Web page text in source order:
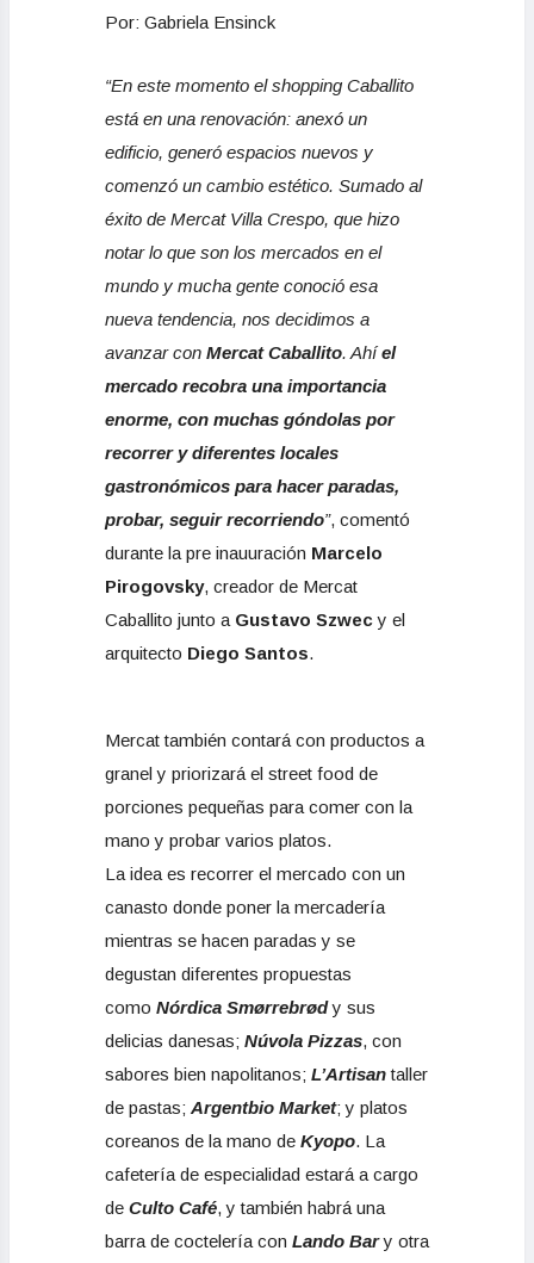
Por: Gabriela Ensinck
“En este momento el shopping Caballito
está en una renovación: anexó un
edificio, generó espacios nuevos y
comenzó un cambio estético. Sumado al
éxito de Mercat Villa Crespo, que hizo
notar lo que son los mercados en el
mundo y mucha gente conoció esa
nueva tendencia, nos decidimos a
avanzar con Mercat Caballito. Ahíel
mercado recobra una importancia
enorme, con muchas góndolas por
recorrer y diferentes locales
gastronómicos para hacer paradas,
probar, seguir recorriendo”, comentó
durante la pre inauuración Marcelo
Pirogovsky, creador de Mercat
Caballito junto a Gustavo Szwecy el
arquitecto Diego Santos.
Mercat también contará con productos a
granel y priorizará el street food de
porciones pequeñas para comer con la
mano y probar varios platos.
La idea es recorrer el mercado con un
canasto donde poner la mercadería
mientras se hacen paradas y se
degustan diferentes propuestas
como Nórdica Smørrebrødy sus
delicias danesas; Núvola Pizzas, con
sabores bien napolitanos; L’Artisantaller
de pastas; Argentbio Market; y platos
coreanos de la mano de Kyopo. La
cafetería de especialidad estará a cargo
de Culto Café, y también habrá una
barra de coctelería con Lando Bary otra